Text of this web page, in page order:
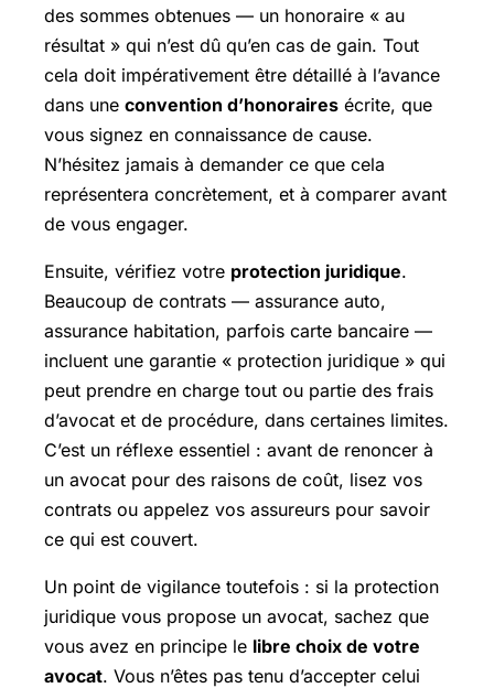
des sommes obtenues — un honoraire « au
résultat » qui n’est dû qu’en cas de gain. Tout
cela doit impérativement être détaillé à l’avance
dans une convention d’honoraires écrite, que
vous signez en connaissance de cause.
N’hésitez jamais à demander ce que cela
représentera concrètement, et à comparer avant
de vous engager.
Ensuite, vérifiez votre protection juridique.
Beaucoup de contrats — assurance auto,
assurance habitation, parfois carte bancaire —
incluent une garantie « protection juridique » qui
peut prendre en charge tout ou partie des frais
d’avocat et de procédure, dans certaines limites.
C’est un réflexe essentiel : avant de renoncer à
un avocat pour des raisons de coût, lisez vos
contrats ou appelez vos assureurs pour savoir
ce qui est couvert.
Un point de vigilance toutefois : si la protection
juridique vous propose un avocat, sachez que
vous avez en principe le libre choix de votre
avocat. Vous n’êtes pas tenu d’accepter celui